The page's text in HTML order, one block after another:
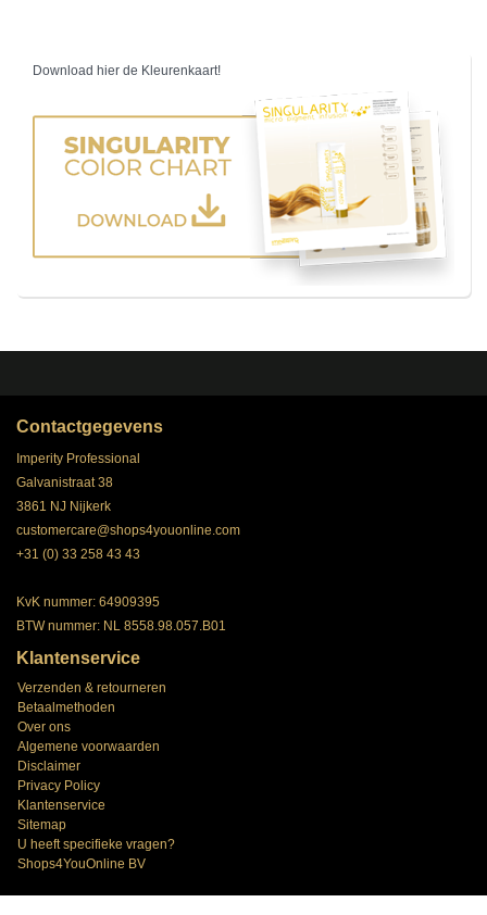
Download hier de Kleurenkaart!
Contactgegevens
Imperity Professional
Galvanistraat 38
3861 NJ Nijkerk
customercare@shops4youonline.com
+31 (0) 33 258 43 43
KvK nummer: 64909395
BTW nummer: NL 8558.98.057.B01
Klantenservice
Verzenden & retourneren
Betaalmethoden
Over ons
Algemene voorwaarden
Disclaimer
Privacy Policy
Klantenservice
Sitemap
U heeft specifieke vragen?
Shops4YouOnline BV